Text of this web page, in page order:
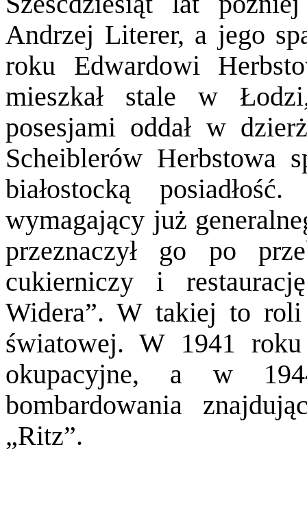
Andrzej Literer, a jego
roku Edwardowi
mieszkał stale w
posesjami oddał w
Scheiblerów Herbstowa
białostocką
wymagający już
przeznaczył go po
cukierniczy i
Widera”. W takiej to
światowej. W 1941
okupacyjne, a w
bombardowania
„Ritz”.